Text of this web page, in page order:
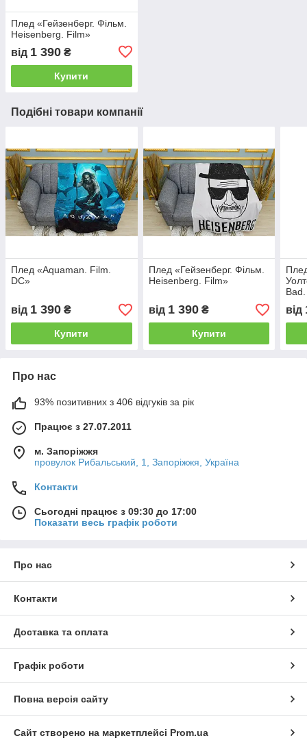
Плед «Гейзенберг. Фільм.
Нeisenberg. Film»
від 1 390 ₴
Купити
Подібні товари компанії
Плед «Aquaman. Film.
DC»
від 1 390 ₴
Купити
Плед «Гейзенберг. Фільм.
Нeisenberg. Film»
від 1 390₴
Купити
від
Про нас
93% позитивних з 406 відгуків за рік
Працює з 27.07.2011
м. Запоріжжя
провулок Рибальський, 1, Запоріжжя, Україна
Контакти
Сьогодні працює з 09:30 до 17:00
Показати весь графік роботи
Про нас
Контакти
Доставка та оплата
Графік роботи
Повна версія сайту
Сайт створено на маркетплейсі Prom.ua